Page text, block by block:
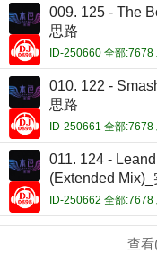
009. 125 - The
思路
ID-250660 全部
010. 122 -
思路
ID-250661 全部
011. 124 -
(Extended
ID-250662 全部
查